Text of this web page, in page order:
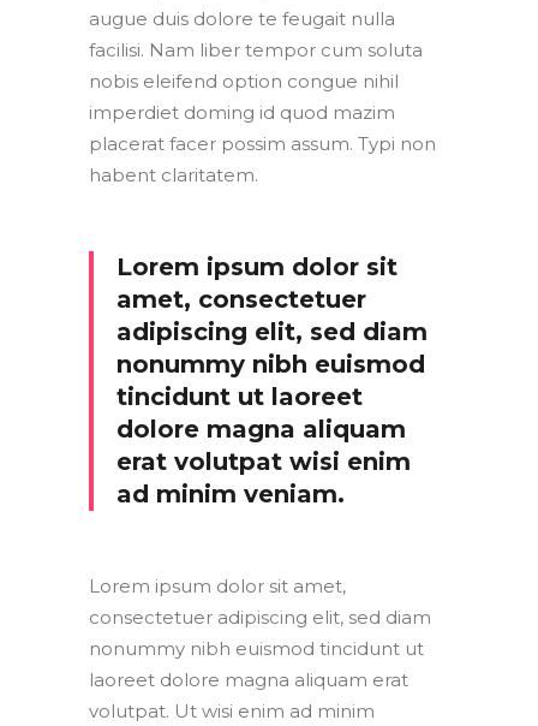
augue duis dolore te feugait nulla
facilisi. Nam liber tempor cum soluta
nobis eleifend option congue nihil
imperdiet doming id quod mazim
placerat facer possim assum. Typi non
habent claritatem.
Lorem ipsum dolor sit
amet, consectetuer
adipiscing elit, sed diam
nonummy nibh euismod
tincidunt ut laoreet
dolore magna aliquam
erat volutpat wisi enim
ad minim veniam.
Lorem ipsum dolor sit amet,
consectetuer adipiscing elit, sed diam
nonummy nibh euismod tincidunt ut
laoreet dolore magna aliquam erat
volutpat. Ut wisi enim ad minim